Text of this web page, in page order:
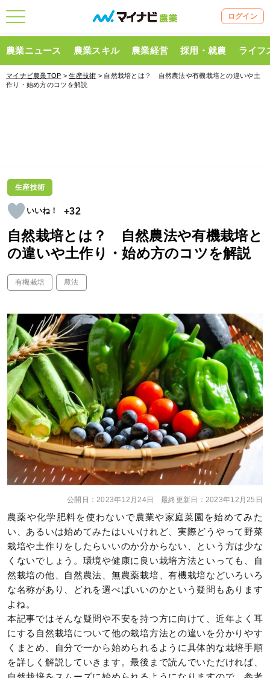
ログイン
農業ニュース 農業スキル 農業経営 採用・就農 ライフ
マイナビ農業TOP >生産技術 > 自然栽培とは？ 自然農法や有機栽培との違いや土
作り・始め方のコツを解説
生産技術
+32
自然栽培とは？ 自然農法や有機栽培と
の違いや土作り・始め方のコツを解説
有機栽培 農法
公開日：2023年12月24日 最終更新日： 2023年12月25日
農薬や化学肥料を使わないで農業や家庭菜園を始めてみた
い、あるいは始めてみたはいいけれど、実際どうやって野菜
栽培や土作りをしたらいいのか分からない、という方は少な
くないでしょう。環境や健康に良い栽培方法といっても、自
然栽培の他、自然農法、無農薬栽培、有機栽培などいろいろ
な名称があり、どれを選べばいいのかという疑問もあります
よね。
本記事ではそんな疑問や不安を持つ方に向けて、近年よく耳
にする自然栽培について他の栽培方法との違いを分かりやす
くまとめ、自分で一から始められるように具体的な栽培手順
を詳しく解説していきます。最後まで読んでいただければ、